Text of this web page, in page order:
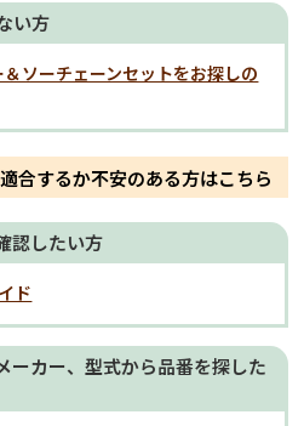
い方
ソーチェーンセットをお探しの
合するか不安のある方はこちら
認したい方
ド
ーカー、型式から品番を探した